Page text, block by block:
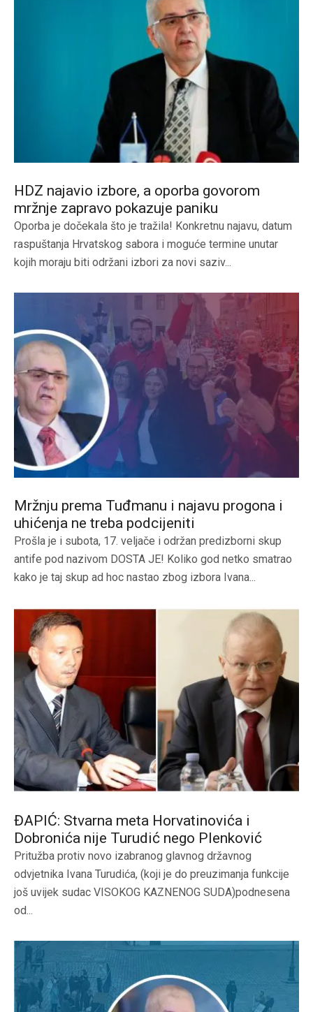
HDZ najavio izbore, a oporba govorom
mržnje zapravo pokazuje paniku
Oporba je dočekala što je tražila! Konkretnu najavu, datum
raspuštanja Hrvatskog sabora i moguće termine unutar
kojih moraju biti održani izbori za novi saziv...
Mržnju prema Tuđmanu i najavu progona i
uhićenja ne treba podcijeniti
Prošla je i subota, 17. veljače i održan predizborni skup
antife pod nazivom DOSTA JE! Koliko god netko smatrao
kako je taj skup ad hoc nastao zbog izbora Ivana...
ĐAPIĆ: Stvarna meta Horvatinovića i
Dobronića nije Turudić nego Plenković
Pritužba protiv novo izabranog glavnog državnog
odvjetnika Ivana Turudića, (koji je do preuzimanja funkcije
još uvijek sudac VISOKOG KAZNENOG SUDA)podnesena
od...